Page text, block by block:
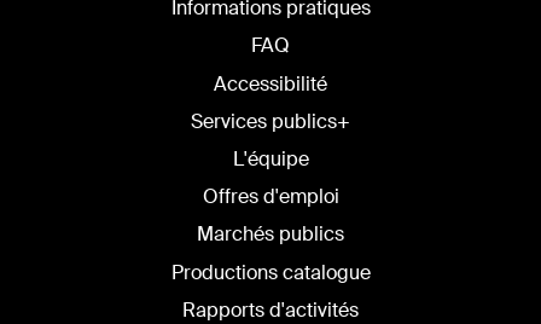
Informations pratiques
FAQ
Accessibilité
Services publics+
L'équipe
Offres d'emploi
Marchés publics
Productions catalogue
Rapports d'activités